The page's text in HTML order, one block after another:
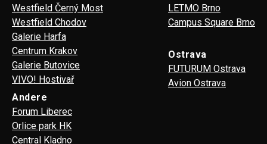
Westfield Černý Most
Westfield Chodov
Galerie Harfa
Centrum Krakov
Galerie Butovice
VIVO! Hostivař
LETMO Brno
Campus Square Brno
Ostrava
FUTURUM Ostrava
Avion Ostrava
Andere
Forum Liberec
Orlice park HK
Central Kladno